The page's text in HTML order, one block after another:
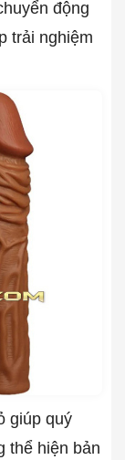
động
trải nghiệm
giúp quý
thể hiện bản